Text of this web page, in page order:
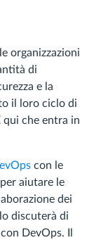
organizzazioni
di
e la
il loro ciclo di
che entra in
con le
aiutare le
dei
discuterà di
DevOps. Il